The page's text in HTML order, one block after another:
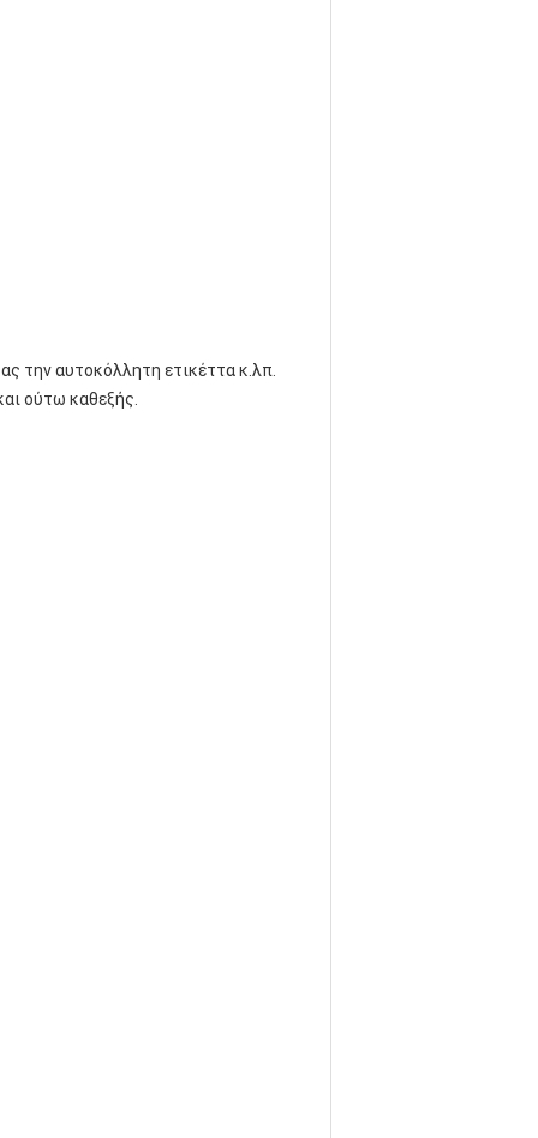
την αυτοκόλλητη ετικέττα κ.λπ.
ούτω καθεξής.